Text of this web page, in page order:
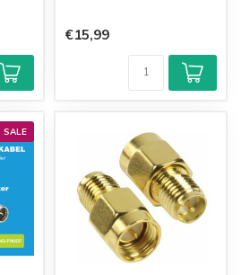
€15,99
SALE